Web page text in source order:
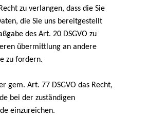
zu verlangen, dass die Sie
die Sie uns bereitgestellt
des Art. 20 DSGVO zu
übermittlung an andere
zu fordern.
gem. Art. 77 DSGVO das Recht,
bei der zuständigen
einzureichen.